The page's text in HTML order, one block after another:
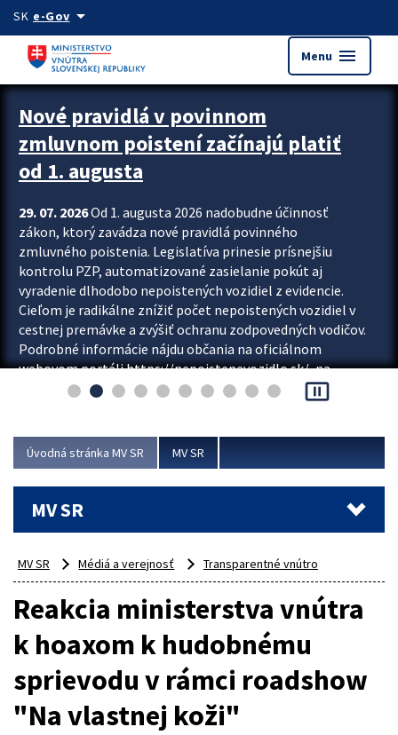
Preskocit na hlavný obsah
SK e-Govarrow_drop_down
Menu menu
Zastavit automatický posun upútavok
Nové pravidlá v povinnom
zmluvnom poistení začínajú platiť
od 1. augusta
29. 07. 2026Od 1. augusta 2026 nadobudne účinnosť
zákon, ktorý zavádza nové pravidlá povinného
zmluvného poistenia. Legislatíva prinesie prísnejšiu
kontrolu PZP, automatizované zasielanie pokút aj
vyradenie dlhodobo nepoistených vozidiel z evidencie.
Cieľom je radikálne znížiť počet nepoistených vozidiel v
cestnej premávke a zvýšiť ochranu zodpovedných vodičov.
Podrobné informácie nájdu občania na oficiálnom
webovom portáli https://nepoistenevozidlo.sk/, na
ktorom od augusta pribudne aj možnosť overiť si...
pause_presentation
Úvodná stránka MV SR MV SR
MV SR
MV SR Médiá a verejnosť Transparentné vnútro
Reakcia ministerstva vnútra
k hoaxom k hudobnému
sprievodu v rámci roadshow
"Na vlastnej koži"